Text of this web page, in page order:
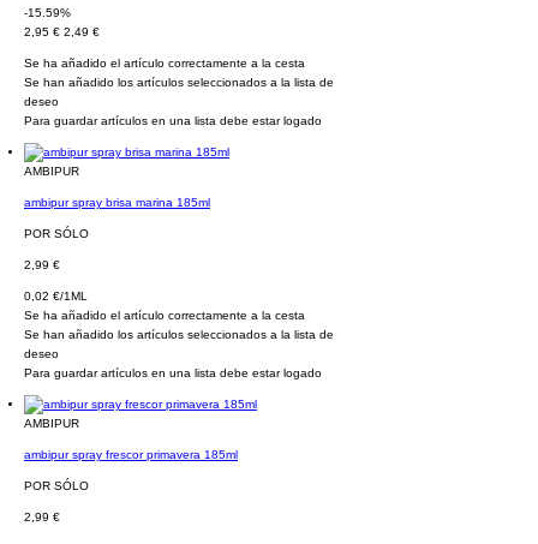
-15.59%
2,95 € 2,49 €
Se ha añadido el artículo correctamente a la cesta
Se han añadido los artículos seleccionados a la lista de
deseo
Para guardar artículos en una lista debe estar logado
AMBIPUR
ambipur spray brisa marina 185ml
POR SÓLO
2,99 €
0,02 €/1ML
Se ha añadido el artículo correctamente a la cesta
Se han añadido los artículos seleccionados a la lista de
deseo
Para guardar artículos en una lista debe estar logado
AMBIPUR
ambipur spray frescor primavera 185ml
POR SÓLO
2,99 €